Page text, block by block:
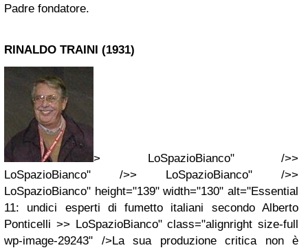
Padre fondatore.
RINALDO TRAINI (1931)
> LoSpazioBianco" />>
LoSpazioBianco" />> LoSpazioBianco" />>
LoSpazioBianco" height="139" width="130" alt="Essential
11: undici esperti di fumetto italiani secondo Alberto
Ponticelli >> LoSpazioBianco" class="alignright size-full
wp-image-29243" />La sua produzione critica non è